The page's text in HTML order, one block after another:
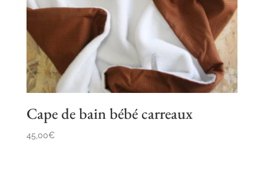
Cape de bain bébé carreaux
45,00€